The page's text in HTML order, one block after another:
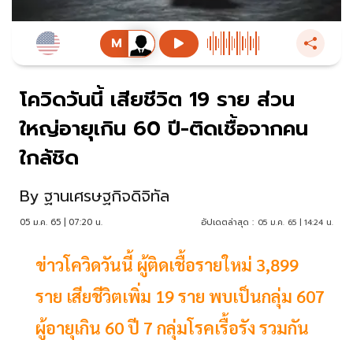
โควิดวันนี้ เสียชีวิต 19 ราย ส่วน
ใหญ่อายุเกิน 60 ปี-ติดเชื้อจากคน
ใกล้ชิด
By ฐานเศรษฐกิจดิจิทัล
05 ม.ค. 65 | 07:20 น. อัปเดตล่าสุด : 05 ม.ค. 65 | 14:24 น.
ข่าวโควิดวันนี้ ผู้ติดเชื้อรายใหม่ 3,899
ราย เสียชีวิตเพิ่ม 19 ราย พบเป็นกลุ่ม 607
ผู้อายุเกิน 60 ปี 7 กลุ่มโรคเรื้อรัง รวมกัน